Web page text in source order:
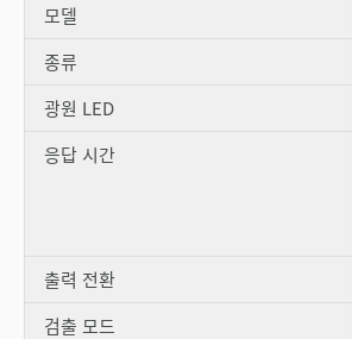
모델
종류
광원 LED
응답 시간
출력 전환
검출 모드